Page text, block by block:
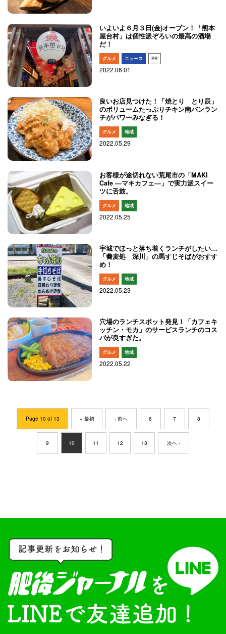
いよいよ６月３日(金)オープン！「熊本
屋台村」は個性派ぞろいの最高の酒場
だ！
グルメ ニュース PR
2022.06.01
良いお店見つけた！「焼とり とり辰」
のボリュームたっぷりチキン南バンラン
チがパワーみなぎる！
グルメ 地域
2022.05.29
お客様が途切れない荒尾市の「MAKI
Cafe ―マキカフェ―」で実力派スイー
ツに舌鼓。
グルメ 地域
2022.05.25
宇城でほっと落ち着くランチがしたい…
「蕎麦処 深川」の馬すじそばがおすす
め！
グルメ 地域
2022.05.23
穴場のランチスポット発見！「カフェキ
ッチン・モカ」のサービスランチのコス
パが良すぎた。
グルメ 地域
2022.05.22
Page 10 of 13 « 最初 ‹ 前へ 6 7 8
9 10 11 12 13 次へ ›